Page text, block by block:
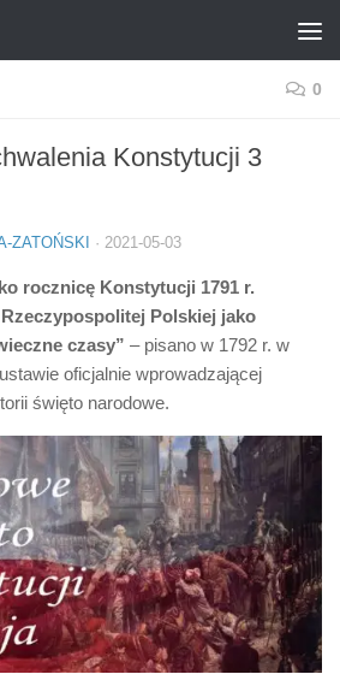
0
Konstytucji 3
ZATOŃSKI · 2021-05-03
rocznicę Konstytucji 1791 r.
Polskiej jako
czasy” – pisano w 1792 r. w
oficjalnie wprowadzającej
święto narodowe.